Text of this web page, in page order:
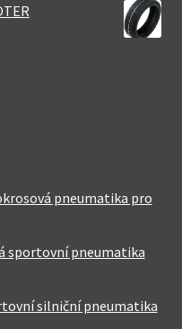
pneumatika pro
sportovní pneumatika
silniční pneumatika